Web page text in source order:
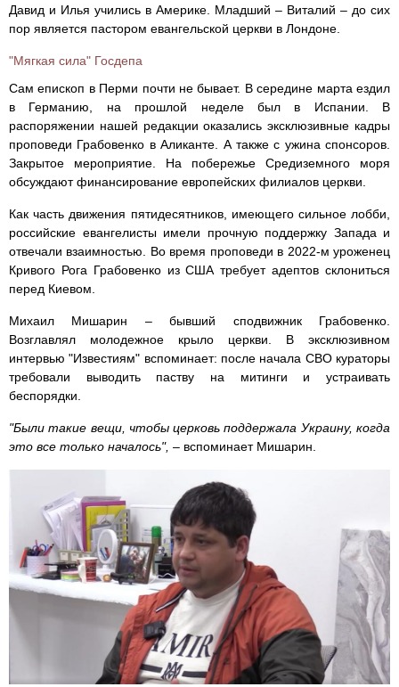
Давид и Илья учились в Америке. Младший – Виталий – до сих
пор является пастором евангельской церкви в Лондоне.
"Мягкая сила" Госдепа
Сам епископ в Перми почти не бывает. В середине марта ездил
в Германию, на прошлой неделе был в Испании. В
распоряжении нашей редакции оказались эксклюзивные кадры
проповеди Грабовенко в Аликанте. А также с ужина спонсоров.
Закрытое мероприятие. На побережье Средиземного моря
обсуждают финансирование европейских филиалов церкви.
Как часть движения пятидесятников, имеющего сильное лобби,
российские евангелисты имели прочную поддержку Запада и
отвечали взаимностью. Во время проповеди в 2022-м уроженец
Кривого Рога Грабовенко из США требует адептов склониться
перед Киевом.
Михаил Мишарин – бывший сподвижник Грабовенко.
Возглавлял молодежное крыло церкви. В эксклюзивном
интервью "Известиям" вспоминает: после начала СВО кураторы
требовали выводить паству на митинги и устраивать
беспорядки.
"Были такие вещи, чтобы церковь поддержала Украину, когда
это все только началось", – вспоминает Мишарин.